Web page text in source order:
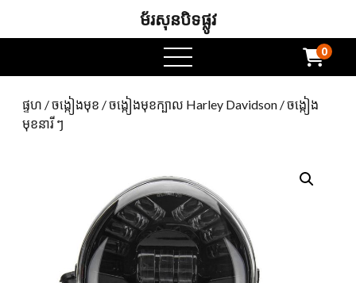
ម័រសុនបិទផ្លូវ
ម៉ឺនុយបើក 0
ផ្ទហ /ចង្កៀងមុខ /ចង្កៀងមុខក្បាល Harley Davidson / ចង្កៀង
មុខនារី ៗ